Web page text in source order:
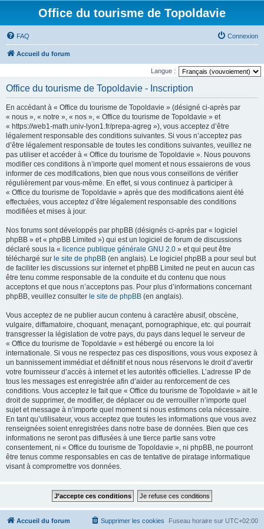
Office du tourisme de Topoldavie
FAQ Connexion
Accueil du forum
Langue :
Office du tourisme de Topoldavie - Inscription
En accédant à « Office du tourisme de Topoldavie » (désigné ci-après par
« nous », « notre », « nos », « Office du tourisme de Topoldavie » et
« https://web1-math.univ-lyon1.fr/prepa-agreg »), vous acceptez d’être
légalement responsable des conditions suivantes. Si vous n’acceptez pas
d’être légalement responsable de toutes les conditions suivantes, veuillez ne
pas utiliser et accéder à « Office du tourisme de Topoldavie ». Nous pouvons
modifier ces conditions à n’importe quel moment et nous essaierons de vous
informer de ces modifications, bien que nous vous conseillons de vérifier
régulièrement par vous-même. En effet, si vous continuez à participer à
« Office du tourisme de Topoldavie » après que des modifications aient été
effectuées, vous acceptez d’être légalement responsable des conditions
modifiées et mises à jour.
Nos forums sont développés par phpBB (désignés ci-après par « logiciel
phpBB » et « phpBB Limited ») qui est un logiciel de forum de discussions
déclaré sous la « licence publique générale GNU 2.0 » et qui peut être
téléchargé sur le site de phpBB (en anglais). Le logiciel phpBB a pour seul but
de faciliter les discussions sur internet et phpBB Limited ne peut en aucun cas
être tenu comme responsable de la conduite et du contenu que nous
acceptons et que nous n’acceptons pas. Pour plus d’informations concernant
phpBB, veuillez consulter le site de phpBB (en anglais).
Vous acceptez de ne publier aucun contenu à caractère abusif, obscène,
vulgaire, diffamatoire, choquant, menaçant, pornographique, etc. qui pourrait
transgresser la législation de votre pays, du pays dans lequel le serveur de
« Office du tourisme de Topoldavie » est hébergé ou encore la loi
internationale. Si vous ne respectez pas ces dispositions, vous vous exposez à
un bannissement immédiat et définitif et nous nous réservons le droit d’avertir
votre fournisseur d’accès à internet et les autorités officielles. L’adresse IP de
tous les messages est enregistrée afin d’aider au renforcement de ces
conditions. Vous acceptez le fait que « Office du tourisme de Topoldavie » ait le
droit de supprimer, de modifier, de déplacer ou de verrouiller n’importe quel
sujet et message à n’importe quel moment si nous estimons cela nécessaire.
En tant qu’utilisateur, vous acceptez que toutes les informations que vous avez
renseignées soient enregistrées dans notre base de données. Bien que ces
informations ne seront pas diffusées à une tierce partie sans votre
consentement, ni « Office du tourisme de Topoldavie », ni phpBB, ne pourront
être tenus comme responsables en cas de tentative de piratage informatique
visant à compromettre vos données.
Accueil du forum Fuseau horaire sur UTC+02:00
Supprimer les cookies